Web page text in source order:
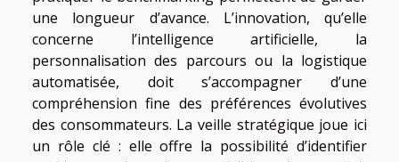
une longueur d’avance. L’innovation, qu’elle
concerne l’intelligence artificielle, la
personnalisation des parcours ou la logistique
automatisée, doit s’accompagner d’une
compréhension fine des préférences évolutives
des consommateurs. La veille stratégique joue ici
un rôle clé : elle offre la possibilité d’identifier